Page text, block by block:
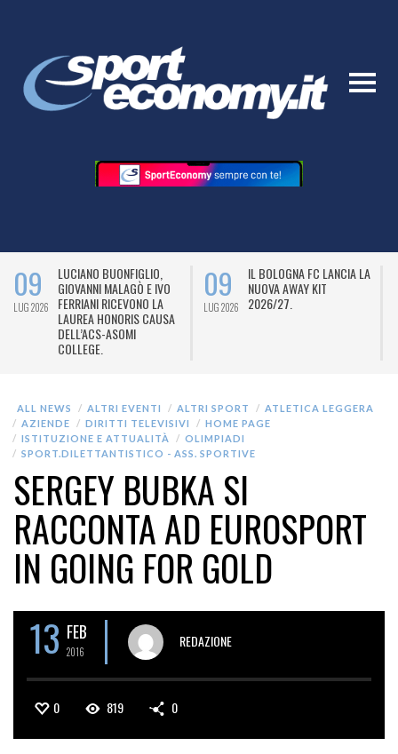
09
LUG 2026
LUCIANO BUONFIGLIO,
GIOVANNI MALAGÒ E IVO
FERRIANI RICEVONO LA
LAUREA HONORIS CAUSA
DELL’ACS-ASOMI
COLLEGE.
09
LUG 2026
IL BOLOGNA FC LANCIA LA
NUOVA AWAY KIT
2026/27.
ALL NEWS ALTRI EVENTI ALTRI SPORT
ATLETICA LEGGERA
AZIENDE
DIRITTI TELEVISIVI
HOME PAGE
ISTITUZIONE E ATTUALITÀ
OLIMPIADI
SPORT.DILETTANTISTICO - ASS. SPORTIVE
SERGEY BUBKA SI
RACCONTA AD EUROSPORT
IN GOING FOR GOLD
13 FEB
2016
REDAZIONE
0 819 0